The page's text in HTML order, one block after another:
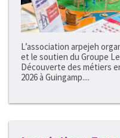
L’association arpejeh
et le soutien du Groupe
Découverte des métiers
2026 à Guingamp....